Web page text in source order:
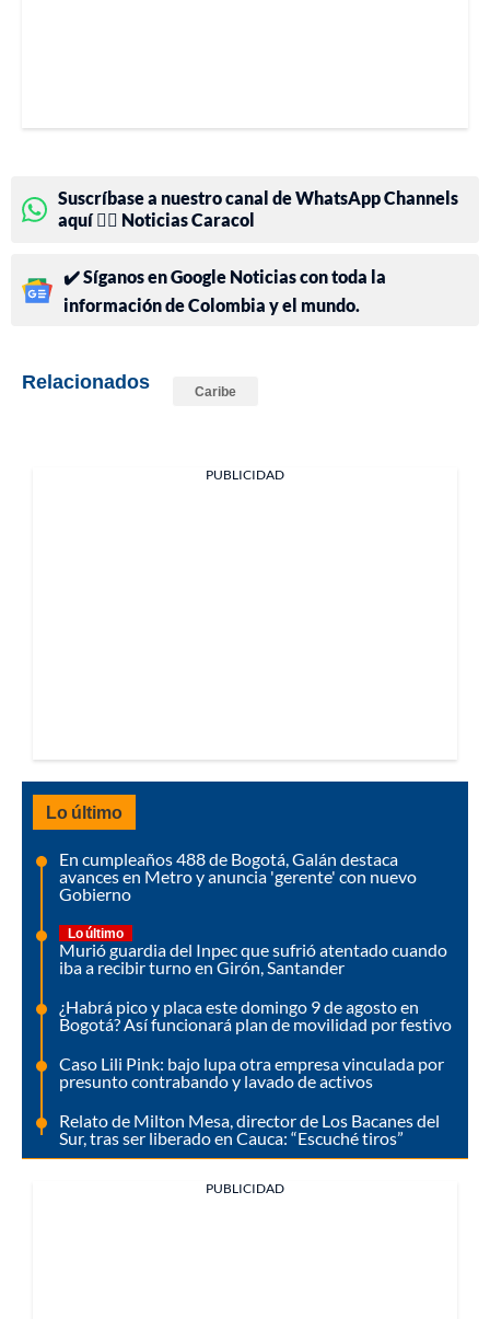
Suscríbase a nuestro canal de WhatsApp Channels
aquí 👉🏻 Noticias Caracol
✔️ Síganos en Google Noticias con toda la
información de Colombia y el mundo.
Relacionados Caribe
PUBLICIDAD
Lo último
En cumpleaños 488 de Bogotá, Galán destaca
avances en Metro y anuncia 'gerente' con nuevo
Gobierno
Lo último
Murió guardia del Inpec que sufrió atentado cuando
iba a recibir turno en Girón, Santander
¿Habrá pico y placa este domingo 9 de agosto en
Bogotá? Así funcionará plan de movilidad por festivo
Caso Lili Pink: bajo lupa otra empresa vinculada por
presunto contrabando y lavado de activos
Relato de Milton Mesa, director de Los Bacanes del
Sur, tras ser liberado en Cauca: “Escuché tiros”
PUBLICIDAD